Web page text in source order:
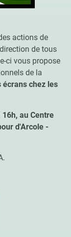
actions de
de tous
ci vous propose
de la
écrans chez les
au Centre
d'Arcole -